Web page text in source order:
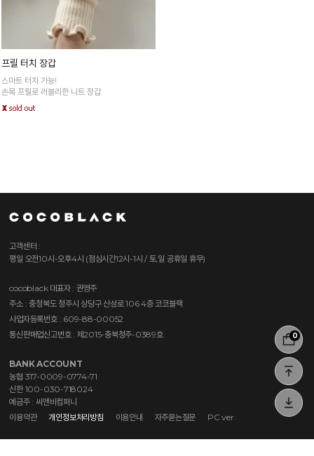
0
프릴 터치 장갑
스마트 터치 가능!
손목 프릴로 러블리한 니트 장갑
고객센터 :
평일 오전10시-오후4시 (점심시간12시-1시 / 토,일 공휴일 휴무)
cocoblack대표자 : 권영주
주소 : 충청북도 청주시 상당구 산성로 106 4층 코코블랙
사업자등록번호 : 609-88-00052
통신판매업신고번호 : 제2015-충북청주-0389호
BANK ACCOUNT
농협 317-0009-0774-71
신한 100-030-718024
예금주 : 씨앤비컴퍼니
이용약관
개인정보처리방침 이용안내 자주묻는질문 PC ver.